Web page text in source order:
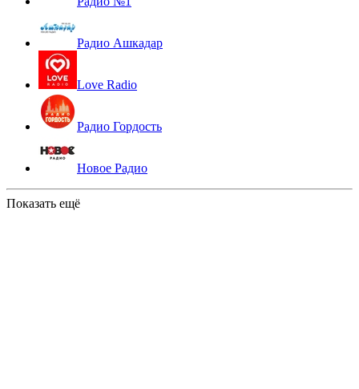
Радио Ашкадар
Love Radio
Радио Гордость
Новое Радио
Показать ещё